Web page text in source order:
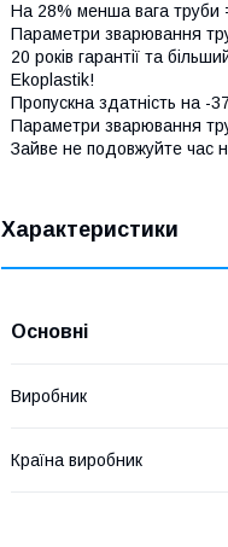
На 28% менша вага труби
Параметри зварювання
20 років гарантії та
Ekoplastik!
Пропускна здатність на -
Параметри зварювання
Зайве не подовжуйте час
Характеристики
Основні
Виробник
Країна виробник